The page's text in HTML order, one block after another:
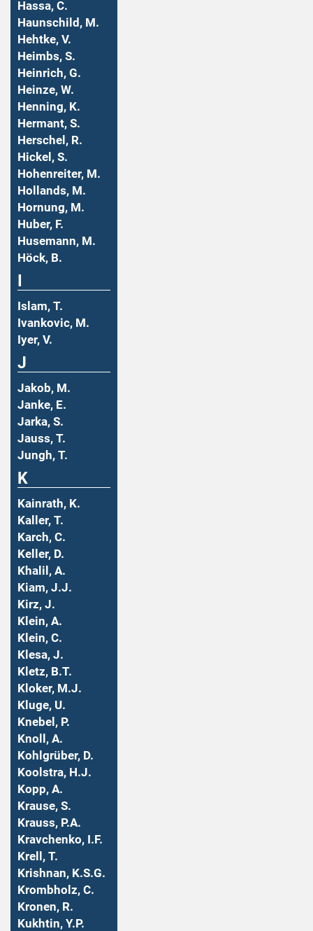
Hassa, C.
Haunschild, M.
Hehtke, V.
Heimbs, S.
Heinrich, G.
Heinze, W.
Henning, K.
Hermant, S.
Herschel, R.
Hickel, S.
Hohenreiter, M.
Hollands, M.
Hornung, M.
Huber, F.
Husemann, M.
Höck, B.
Islam, T.
Ivankovic, M.
Iyer, V.
J
Jakob, M.
Janke, E.
Jarka, S.
Jauss, T.
Jungh, T.
K
Kainrath, K.
Kaller, T.
Karch, C.
Keller, D.
Khalil, A.
Kiam, J.J.
Kirz, J.
Klein, A.
Klein, C.
Klesa, J.
Kletz, B.T.
Kloker, M.J.
Kluge, U.
Knebel, P.
Knoll, A.
Kohlgrüber, D.
Koolstra, H.J.
Kopp, A.
Krause, S.
Krauss, P.A.
Kravchenko, I.F.
Krell, T.
Krishnan, K.S.G.
Krombholz, C.
Kronen, R.
Kukhtin, Y.P.